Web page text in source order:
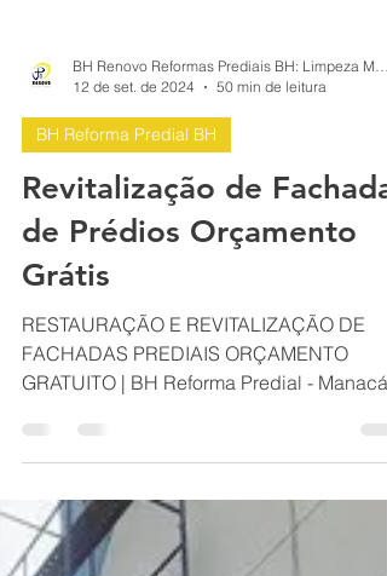
12 de set. de 2024
50 min de leitura
BH Reforma Predial BH
Revitalização de
de Prédios Orçamento
Grátis
FACHADAS PREDIAIS ORÇAMENTO
GRATUITO | BH Reforma Predial - Manacás
BH - Castelo BH - Alípio de Melo BH MG